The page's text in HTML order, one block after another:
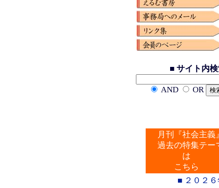
■ サイト内
AND OR
月刊『社会主義』
過去の特集テー
は
こちら
■ ２０２